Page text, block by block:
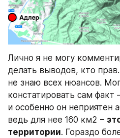
Лично я не могу
делать выводов, кто
не знаю всех нюансов.
констатировать сам факт
и особенно он неприятен
ведь для нее 160 км2 –
территории. Гораздо